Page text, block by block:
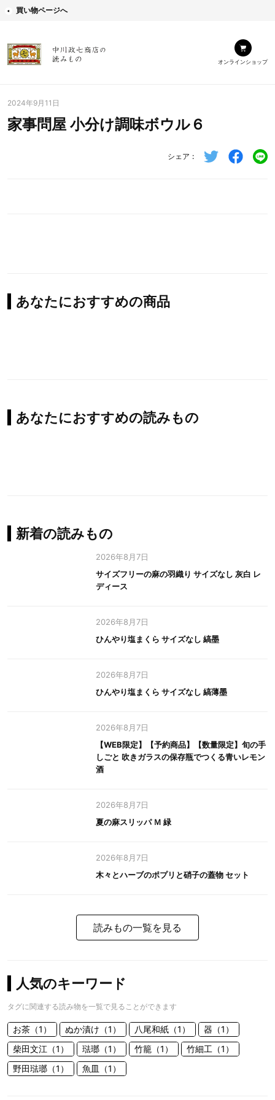
買い物ページへ
オンラインショップ
2024年9月11日
家事問屋 小分け調味ボウル６
シェア
あなたにおすすめの商品
あなたにおすすめの読みもの
新着の読みもの
2026年8月7日
サイズフリーの麻の羽織り サイズなし 灰白 レ
ディース
2026年8月7日
ひんやり塩まくら サイズなし 縞墨
2026年8月7日
ひんやり塩まくら サイズなし 縞薄墨
2026年8月7日
【WEB限定】【予約商品】【数量限定】旬の手
しごと 吹きガラスの保存瓶でつくる青いレモン
酒
2026年8月7日
夏の麻スリッパ Ｍ 緑
2026年8月7日
木々とハーブのポプリと硝子の蓋物 セット
読みもの一覧を見る
人気のキーワード
タグに関連する読み物を一覧で見ることができます
お茶（1） ぬか漬け（1） 八尾和紙（1）
器（1）
柴田文江（1）
琺瑯（1） 竹籠（1）
竹細工（1）
野田琺瑯（1）
魚皿（1）